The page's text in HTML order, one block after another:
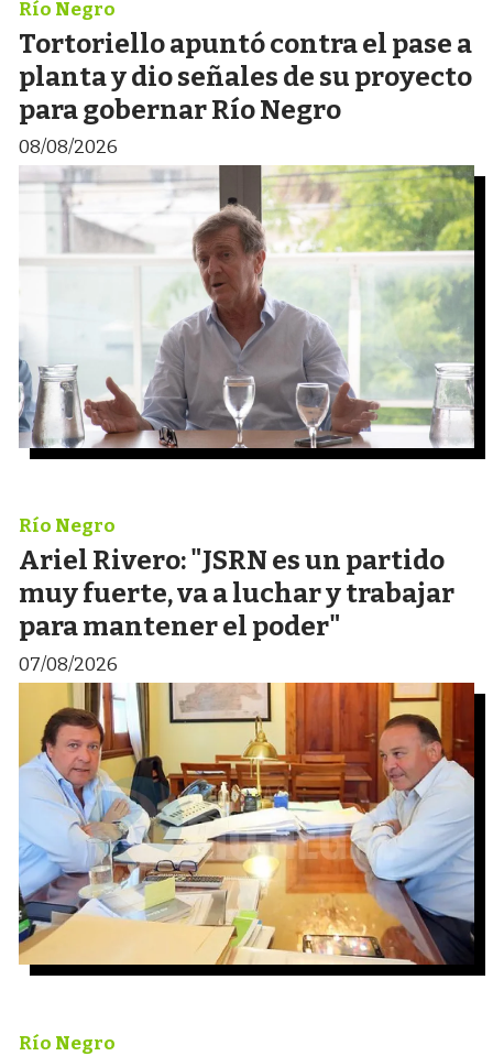
Tortoriello apuntó contra el pase a
planta y dio señales de su proyecto
para gobernar Río Negro
Río Negro
08/08/2026
Ariel Rivero: "JSRN es un partido
muy fuerte, va a luchar y trabajar
para mantener el poder"
Río Negro
07/08/2026
Río Negro